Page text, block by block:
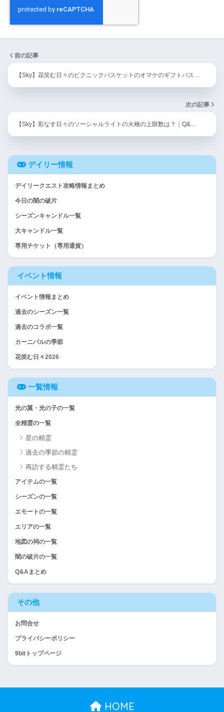
前の記事
【Sky】花笑む日々のピクニックバスケットのオマケのギフトパス…
次の記事
【Sky】彩なす日々のソーシャルライトの火種の上限数は？｜Q&…
デイリー情報
デイリークエスト攻略情報まとめ
今日の闇の破片
シーズンキャンドル一覧
大キャンドル一覧
専用チケット（専用通貨）
イベント情報
イベント情報まとめ
過去のシーズン一覧
過去のコラボ一覧
カーニバルの季節
花笑む日々2026
一覧情報
光の翼・光の子の一覧
全精霊の一覧
星の精霊
過去の季節の精霊
再訪する精霊たち
アイテムの一覧
シーズンの一覧
エモートの一覧
エリアの一覧
地図の祠の一覧
闇の破片の一覧
Q&Aまとめ
その他
お問合せ
プライバシーポリシー
9bitトップページ
HOME